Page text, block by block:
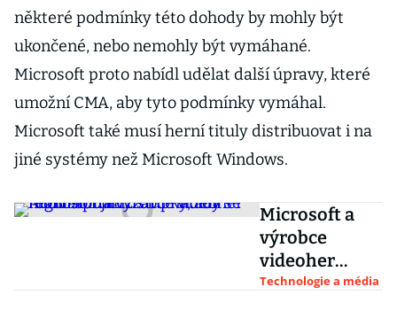
některé podmínky této dohody by mohly být
ukončené, nebo nemohly být vymáhané.
Microsoft proto nabídl udělat další úpravy, které
umožní CMA, aby tyto podmínky vymáhal.
Microsoft také musí herní tituly distribuovat i na
jiné systémy než Microsoft Windows.
Microsoft a
výrobce
videoher
Activision
Technologie a média